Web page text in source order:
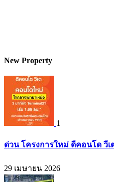
New Property
1
ด่วน โครงการใหม่ ดีคอนโด วีเ
29 เมษายน 2026